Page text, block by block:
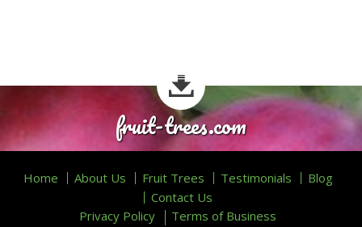
fruit-trees.com
Home About Us Fruit Trees Testimonials
Blog
Contact Us
Privacy Policy
Terms of Business